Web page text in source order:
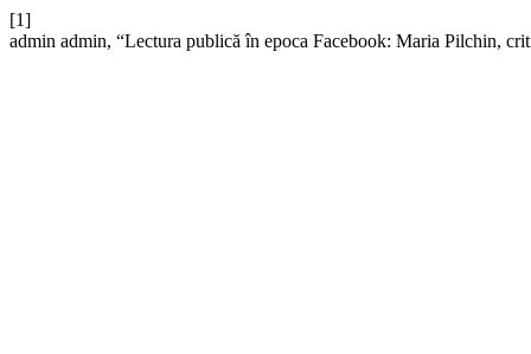
[1]
admin admin, “Lectura publică în epoca Facebook: Maria Pilchin,